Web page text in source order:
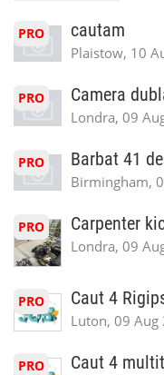
PRO cautam
Plaistow, 10
PRO Camera
Londra, 09
PRO Barbat 41
Birmingham,
PRO Carpenter
Londra, 09
PRO Caut 4
Luton, 09 Aug
PRO Caut 4